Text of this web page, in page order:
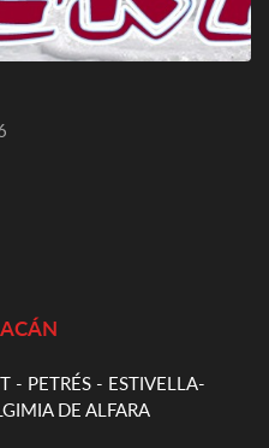
- PETRÉS - ESTIVELLA-
DE ALFARA